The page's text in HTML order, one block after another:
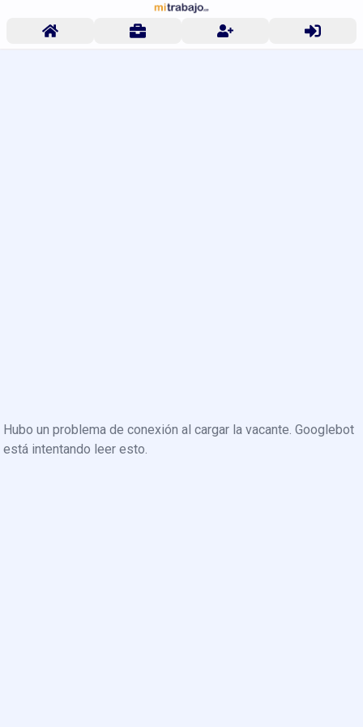
Hubo un problema de conexión al cargar la vacante. Googlebot
está intentando leer esto.